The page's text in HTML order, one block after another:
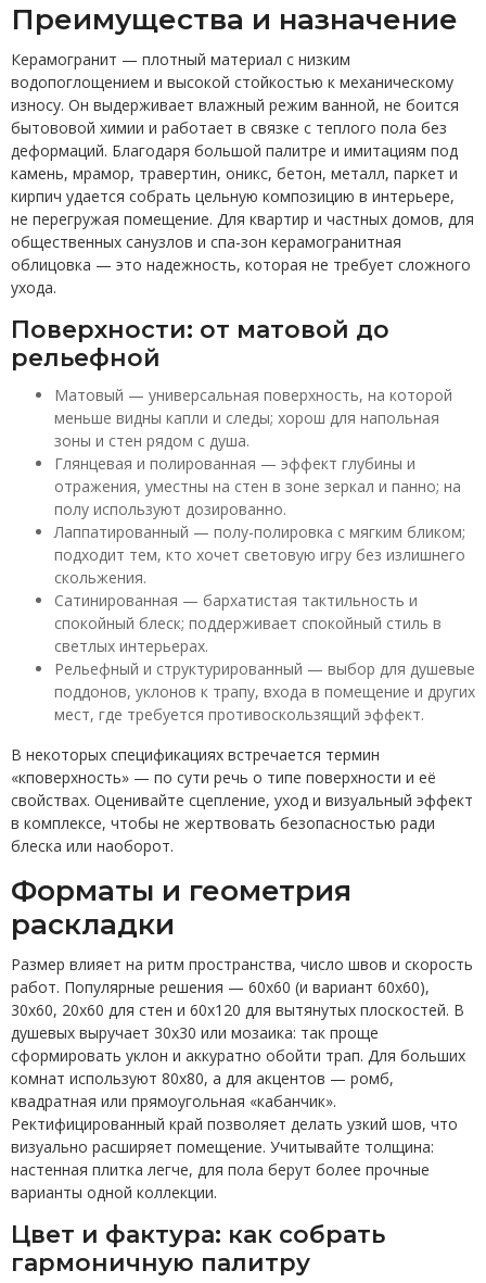
Преимущества и назначение
Керамогранит — плотный материал с низким
водопоглощением и высокой стойкостью к механическому
износу. Он выдерживает влажный режим ванной, не боится
бытововой химии и работает в связке с теплого пола без
деформаций. Благодаря большой палитре и имитациям под
камень, мрамор, травертин, оникс, бетон, металл, паркет и
кирпич удается собрать цельную композицию в интерьере,
не перегружая помещение. Для квартир и частных домов, для
общественных санузлов и спа-зон керамогранитная
облицовка — это надежность, которая не требует сложного
ухода.
Поверхности: от матовой до
рельефной
Матовый — универсальная поверхность, на которой
меньше видны капли и следы; хорош для напольная
зоны и стен рядом с душа.
Глянцевая и полированная — эффект глубины и
отражения, уместны на стен в зоне зеркал и панно; на
полу используют дозированно.
Лаппатированный — полу-полировка с мягким бликом;
подходит тем, кто хочет световую игру без излишнего
скольжения.
Сатинированная — бархатистая тактильность и
спокойный блеск; поддерживает спокойный стиль в
светлых интерьерах.
Рельефный и структурированный — выбор для душевые
поддонов, уклонов к трапу, входа в помещение и других
мест, где требуется противоскользящий эффект.
В некоторых спецификациях встречается термин
«кповерхность» — по сути речь о типе поверхности и её
свойствах. Оценивайте сцепление, уход и визуальный эффект
в комплексе, чтобы не жертвовать безопасностью ради
блеска или наоборот.
Форматы и геометрия
раскладки
Размер влияет на ритм пространства, число швов и скорость
работ. Популярные решения — 60x60 (и вариант 60х60),
30x60, 20x60 для стен и 60x120 для вытянутых плоскостей. В
душевых выручает 30x30 или мозаика: так проще
сформировать уклон и аккуратно обойти трап. Для больших
комнат используют 80x80, а для акцентов — ромб,
квадратная или прямоугольная «кабанчик».
Ректифицированный край позволяет делать узкий шов, что
визуально расширяет помещение. Учитывайте толщина:
настенная плитка легче, для пола берут более прочные
варианты одной коллекции.
Цвет и фактура: как собрать
гармоничную палитру